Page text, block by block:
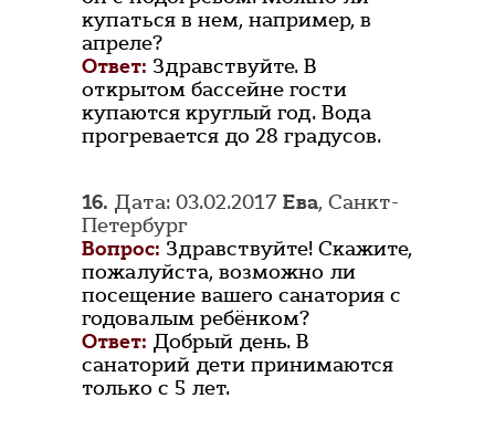
купаться в нем, например, в
апреле?
Ответ: Здравствуйте. В
открытом бассейне гости
купаются круглый год. Вода
прогревается до 28 градусов.
16. Дата: 03.02.2017 Ева, Санкт-
Петербург
Вопрос: Здравствуйте! Скажите,
пожалуйста, возможно ли
посещение вашего санатория с
годовалым ребёнком?
Ответ: Добрый день. В
санаторий дети принимаются
только с 5 лет.